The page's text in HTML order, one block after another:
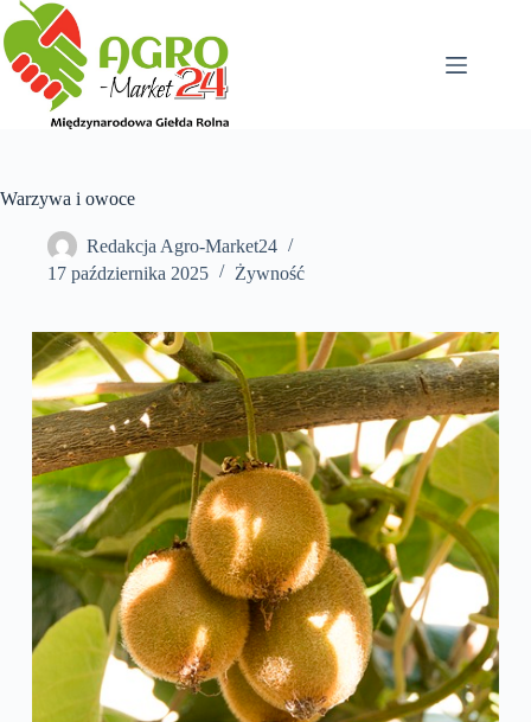
Przejdź
do
treści
Warzywa i owoce
Redakcja Agro-Market24
17 października 2025
Żywność